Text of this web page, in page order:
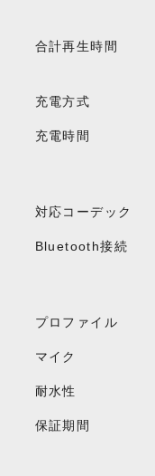
合計再生時間
充電方式
充電時間
対応コーデック
Bluetooth接続
プロファイル
マイク
耐水性
保証期間